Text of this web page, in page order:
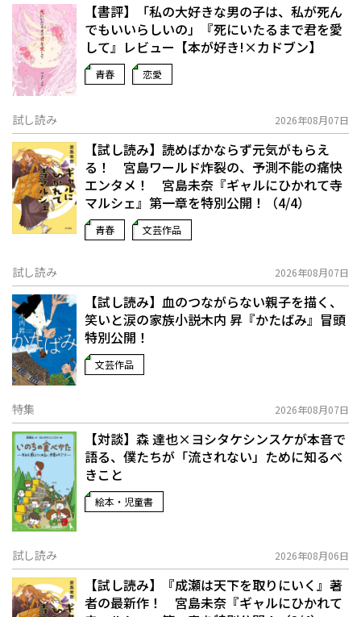
【書評】「私の大好きな男の子は、私が死ん
でもいいらしいの」――『死にいたるまで君を愛
して』レビュー【本が好き!×カドブン】
青春 恋愛
試し読み 2026年08月07日
【試し読み】読めばかならず元気がもらえ
る！ 宮島ワールド炸裂の、予測不能の痛快
エンタメ！ 宮島未奈『ギャルにひかれて寺
マルシェ』第一章を特別公開！（4/4）
青春 文芸作品
試し読み 2026年08月07日
【試し読み】血のつながらない親子を描く、
笑いと涙の家族小説――木内 昇『かたばみ』冒頭
特別公開！
文芸作品
特集 2026年08月07日
【対談】森 達也×ヨシタケシンスケが本音で
語る、僕たちが「流されない」ために知るべ
きこと
絵本・児童書
試し読み 2026年08月06日
【試し読み】『成瀬は天下を取りにいく』著
者の最新作！ 宮島未奈『ギャルにひかれて